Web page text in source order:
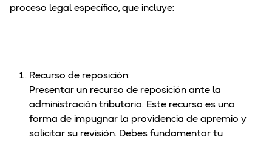
proceso legal específico, que incluye:
Recurso de reposición:
Presentar un recurso de reposición ante la
administración tributaria. Este recurso es una
forma de impugnar la providencia de apremio y
solicitar su revisión. Debes fundamentar tu